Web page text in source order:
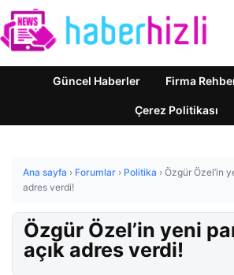
Güncel Haberler Firma
Çerez Politikası
Ana sayfa › Forumlar › Politika › Özgür Özel’in
adres verdi!
Özgür Özel’in yeni
açık adres verdi!